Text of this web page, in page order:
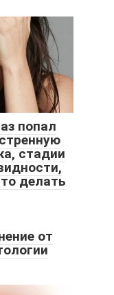
попал
стадии
делать
от